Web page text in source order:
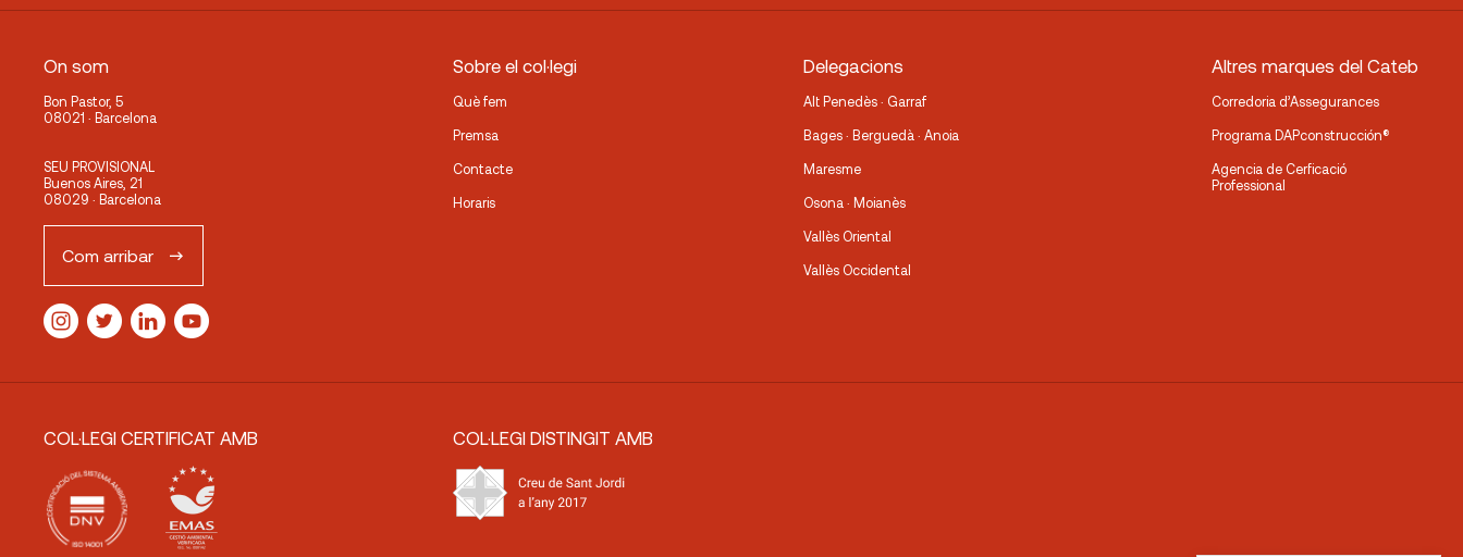
On som
Bon Pastor, 5
08021 · Barcelona
SEU PROVISIONAL
Buenos Aires, 21
08029 · Barcelona
Com arribar
Sobre el col·legi
Què fem
Premsa
Contacte
Horaris
Delegacions
Alt Penedès · Garraf
Bages · Berguedà · Anoia
Maresme
Osona · Moianès
Vallès Oriental
Vallès Occidental
Altres marques del Cateb
Corredoria d’Assegurances
Programa DAPconstrucción®
Agencia de Cerficació
Professional
COL·LEGI CERTIFICAT AMB COL·LEGI DISTINGIT AMB